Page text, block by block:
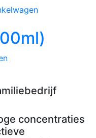
concentraties